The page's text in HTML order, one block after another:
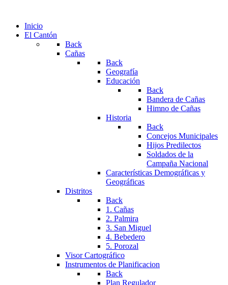
Inicio
El Cantón
Back
Cañas
Back
Geografía
Educación
Back
Bandera de Cañas
Himno de Cañas
Historia
Back
Concejos Municipales
Hijos Predilectos
Soldados de la
Campaña Nacional
Características Demográficas y
Geográficas
Distritos
Back
1. Cañas
2. Palmira
3. San Miguel
4. Bebedero
5. Porozal
Visor Cartográfico
Instrumentos de Planificacion
Back
Plan Regulador